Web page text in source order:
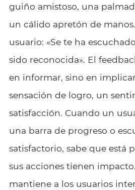
guiño amistoso, una
un cálido apretón de
usuario: «Se te ha
sido reconocida». El
en informar, sino en
sensación de logro, un
satisfacción. Cuando un
una barra de progreso o
satisfactorio, sabe que está
sus acciones tienen
mantiene a los usuarios